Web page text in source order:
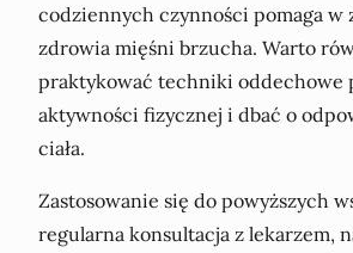
codziennych czynności pomaga w
zdrowia mięśni brzucha. Warto
praktykować techniki oddechowe
aktywności fizycznej i dbać o
ciała.
Zastosowanie się do powyższych
regularna konsultacja z lekarzem,